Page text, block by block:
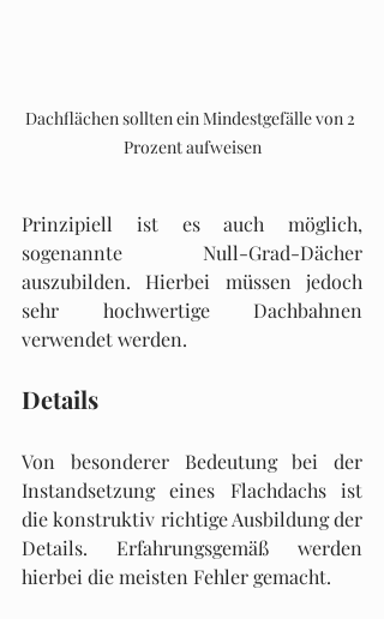
Dachflächen sollten ein Mindestgefälle von 2
Prozent aufweisen
Prinzipiell ist es auch möglich,
sogenannte Null-Grad-Dächer
auszubilden. Hierbei müssen jedoch
sehr hochwertige Dachbahnen
verwendet werden.
Details
Von besonderer Bedeutung bei der
Instandsetzung eines Flachdachs ist
die konstruktiv richtige Ausbildung der
Details. Erfahrungsgemäß werden
hierbei die meisten Fehler gemacht.